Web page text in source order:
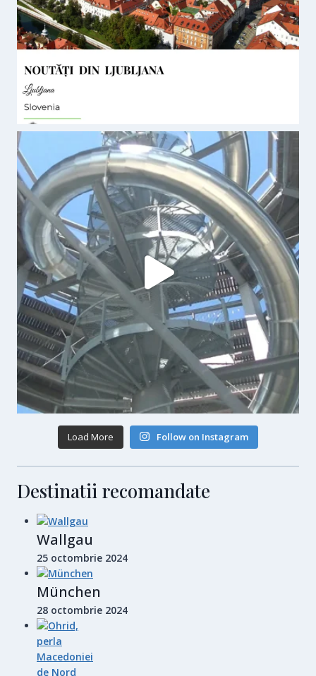
Load More Follow on Instagram
Destinatii recomandate
Wallgau
25 octombrie 2024
München
28 octombrie 2024